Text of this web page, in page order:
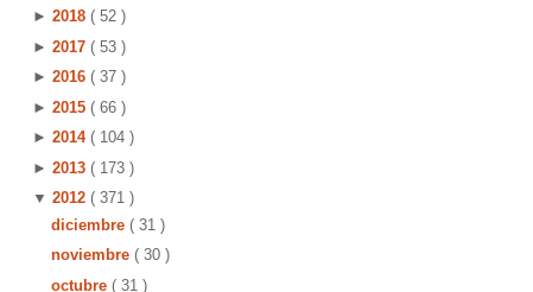
► 2018 ( 52 )
► 2017 ( 53 )
► 2016 ( 37 )
► 2015 ( 66 )
► 2014 ( 104 )
► 2013 ( 173 )
▼ 2012 ( 371 )
diciembre ( 31 )
noviembre ( 30 )
octubre ( 31 )